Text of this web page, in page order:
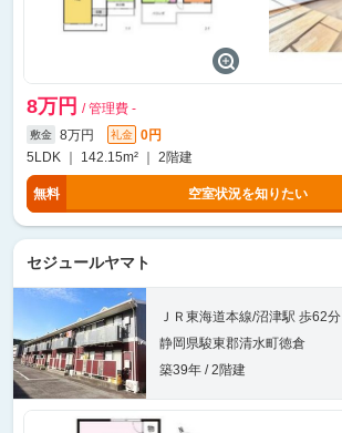
8万円 / 管理費 -
敷金 8万円 礼金
0円
5LDK ｜ 142.15m² ｜ 2階建
無料 空室状況を知りたい
セジュールヤマト
ＪＲ東海道本線/沼津駅 歩62分
静岡県駿東郡清水町徳倉
築39年 / 2階建